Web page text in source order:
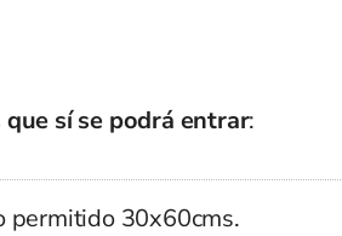
que sí se podrá entrar:
permitido 30x60cms.